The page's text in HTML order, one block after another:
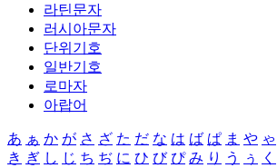
라틴문자
러시아문자
단위기호
일반기호
로마자
아랍어
あ ぁ か が さ ざ た だ な は ば ぱ ま や ゃ
き ぎ し じ ち ぢ に ひ び ぴ み り う ぅ く